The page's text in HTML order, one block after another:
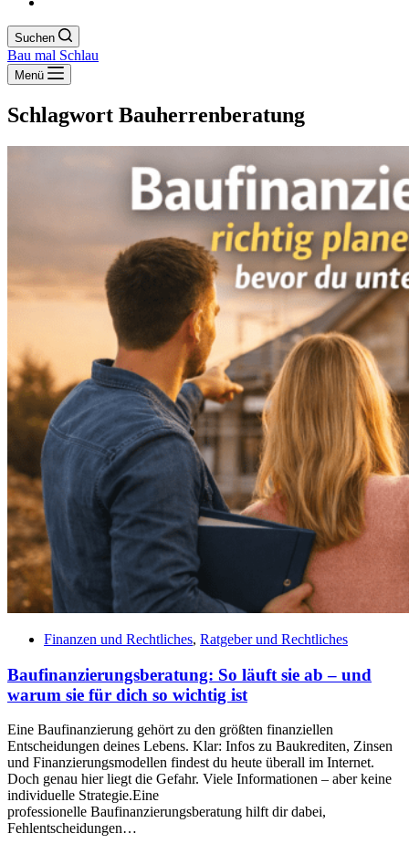
Suchen
Bau mal Schlau
Menü
Schlagwort Bauherrenberatung
Finanzen und Rechtliches, Ratgeber und Rechtliches
Baufinanzierungsberatung: So läuft sie ab – und
warum sie für dich so wichtig ist
Eine Baufinanzierung gehört zu den größten finanziellen
Entscheidungen deines Lebens. Klar: Infos zu Baukrediten, Zinsen
und Finanzierungsmodellen findest du heute überall im Internet.
Doch genau hier liegt die Gefahr. Viele Informationen – aber keine
individuelle Strategie.Eine
professionelle Baufinanzierungsberatung hilft dir dabei,
Fehlentscheidungen…